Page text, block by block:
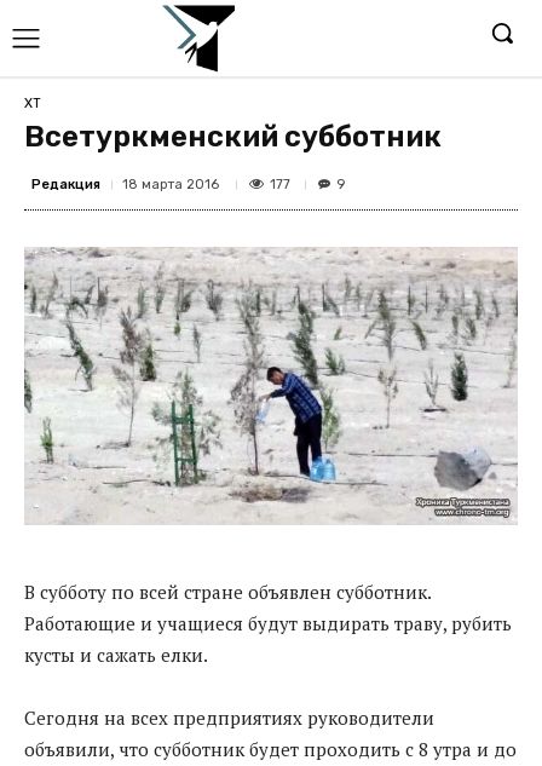
ХТ
Всетуркменский субботник
Редакция 18 марта 2016 177 9
В субботу по всей стране объявлен субботник.
Работающие и учащиеся будут выдирать траву, рубить
кусты и сажать елки.
Сегодня на всех предприятиях руководители
объявили, что субботник будет проходить с 8 утра и до